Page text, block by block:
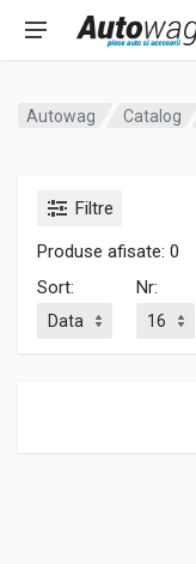
Autowag Catalog
Filtre
Produse afisate: 0
Sort:
Nr: